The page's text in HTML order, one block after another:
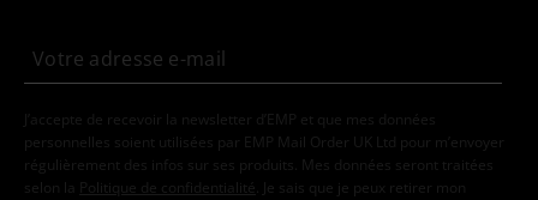
J’accepte de recevoir la newsletter d’EMP et que mes données
personnelles soient utilisées par EMP Mail Order UK Ltd pour m’envoyer
régulièrement des infos sur ses produits. Mes données seront traitées
selon la
Politique de confidentialité . Je sais que je peux retirer mon